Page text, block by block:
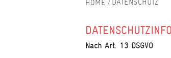
Nach Art. 13 DSGVO